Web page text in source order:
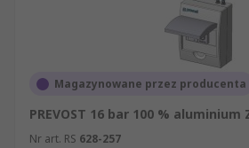
Magazynowane przez producenta
PREVOST 16 bar 100 % aluminium
Nr art. RS 628-257